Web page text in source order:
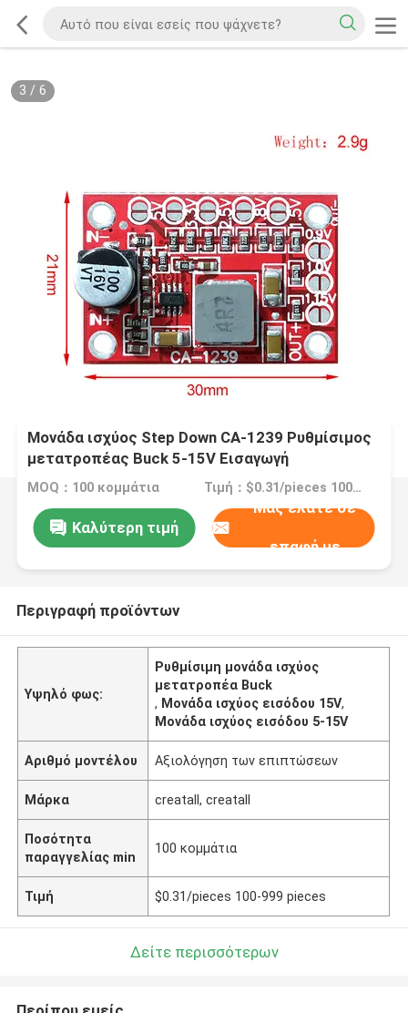
3 / 6
Μονάδα ισχύος Step Down CA-1239 Ρυθμίσιμος
μετατροπέας Buck 5-15V Εισαγωγή
1.25V/1.5V/1.8V/2.5V/3.3V/5V Έκδοση
MOQ：100 κομμάτια Τιμή：$0.31/pieces 100-999 pieces
Καλύτερη τιμή
Μας ελάτε σε
επαφή με
Περιγραφή προϊόντων
Υψηλό φως:
Ρυθμίσιμη μονάδα ισχύος
μετατροπέα Buck
, Μονάδα ισχύος εισόδου 15V,
Μονάδα ισχύος εισόδου 5-15V
Αριθμό μοντέλου Αξιολόγηση των επιπτώσεων
Μάρκα creatall, creatall
Ποσότητα
παραγγελίας min
100 κομμάτια
Τιμή $0.31/pieces 100-999 pieces
Δείτε περισσότερων